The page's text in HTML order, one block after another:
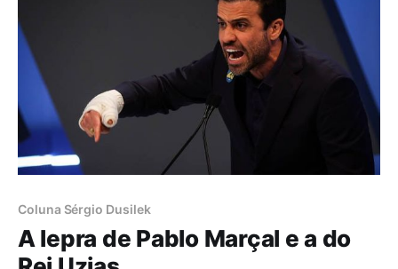
Coluna Sérgio Dusilek
A lepra de Pablo Marçal e a do